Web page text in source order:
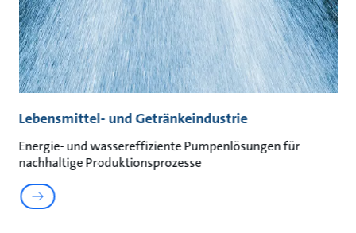
Lebensmittel- und Getränkeindustrie
Energie- und wassereffiziente Pumpenlösungen für
nachhaltige Produktionsprozesse